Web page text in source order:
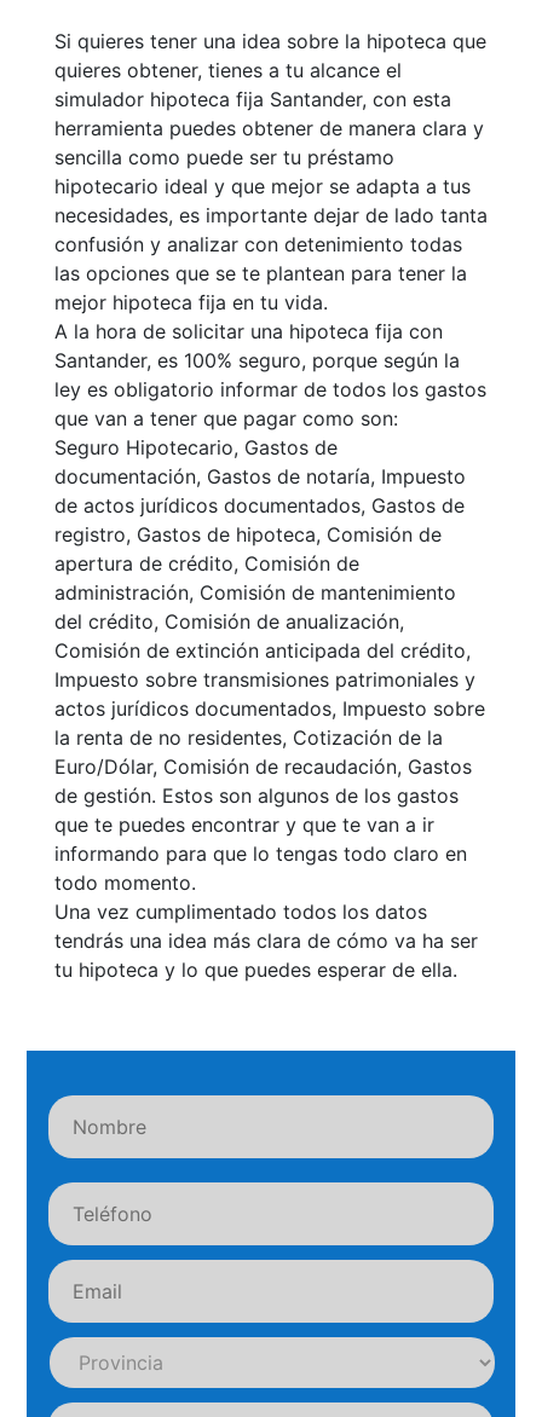
Si quieres tener una idea sobre la hipoteca que
quieres obtener, tienes a tu alcance el
simulador hipoteca fija Santander, con esta
herramienta puedes obtener de manera clara y
sencilla como puede ser tu préstamo
hipotecario ideal y que mejor se adapta a tus
necesidades, es importante dejar de lado tanta
confusión y analizar con detenimiento todas
las opciones que se te plantean para tener la
mejor hipoteca fija en tu vida.
A la hora de solicitar una hipoteca fija con
Santander, es 100% seguro, porque según la
ley es obligatorio informar de todos los gastos
que van a tener que pagar como son:
Seguro Hipotecario, Gastos de
documentación, Gastos de notaría, Impuesto
de actos jurídicos documentados, Gastos de
registro, Gastos de hipoteca, Comisión de
apertura de crédito, Comisión de
administración, Comisión de mantenimiento
del crédito, Comisión de anualización,
Comisión de extinción anticipada del crédito,
Impuesto sobre transmisiones patrimoniales y
actos jurídicos documentados, Impuesto sobre
la renta de no residentes, Cotización de la
Euro/Dólar, Comisión de recaudación, Gastos
de gestión. Estos son algunos de los gastos
que te puedes encontrar y que te van a ir
informando para que lo tengas todo claro en
todo momento.
Una vez cumplimentado todos los datos
tendrás una idea más clara de cómo va ha ser
tu hipoteca y lo que puedes esperar de ella.
Nombre
Teléfono
Email
Provincia